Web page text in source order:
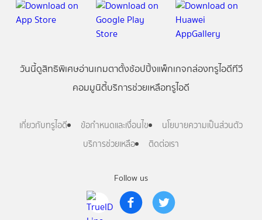
Follow us
วันนี้ดูสิทธิพิเศษอ่านเกมตาตั้งช้อปปิ้งแพ็กเกจกล่องทรูไอดีทีวี
คอมมูนิตี้บริการช่วยเหลือทรูไอดี
เกี่ยวกับทรูไอดี ข้อกำหนดและเงื่อนไข
นโยบายความเป็นส่วนตัว
บริการช่วยเหลือ
ติดต่อเรา